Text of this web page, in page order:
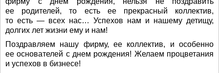
ее родителей, то есть ее прекрасный коллектив,
то есть — всех нас… Успехов нам и нашему детищу,
долгих лет жизни ему и нам!
Поздравляем нашу фирму, ее коллектив, и особенно
ее основателей с днем рождения! Желаем процветания
и успехов в бизнесе!